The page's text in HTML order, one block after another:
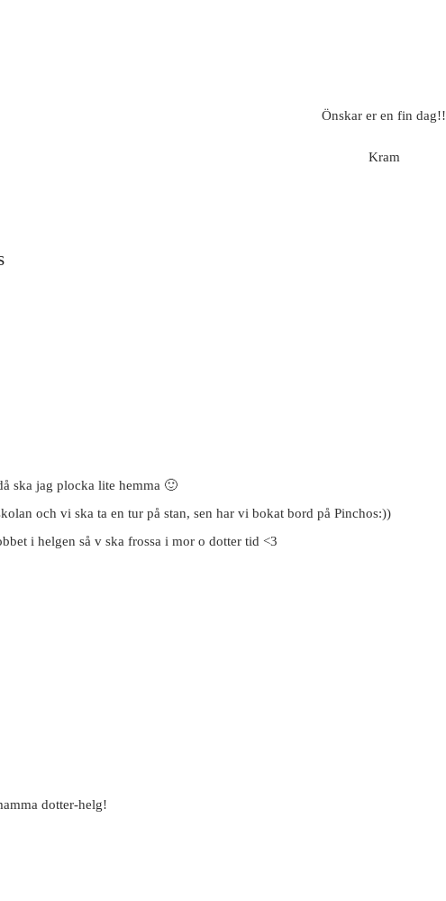
Önskar er en fin dag!!
Kram
ska jag plocka lite hemma 🙂
och vi ska ta en tur på stan, sen har vi bokat bord på Pinchos:))
i helgen så v ska frossa i mor o dotter tid <3
dotter-helg!